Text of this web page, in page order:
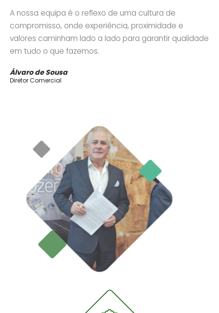
A nossa equipa é o reflexo de uma cultura de
compromisso, onde experiência, proximidade e
valores caminham lado a lado para garantir qualidade
em tudo o que fazemos.
Álvaro de Sousa
Diretor Comercial